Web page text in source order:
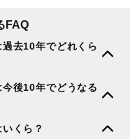
FAQ
去10年でどれくら
後10年でどうなる
くら？